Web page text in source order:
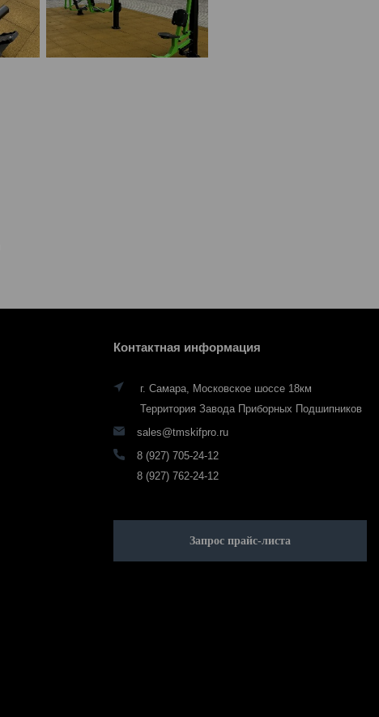
Контактная информация
г. Самара, Московское шоссе 18км
Территория Завода Приборных Подшипников
sales@tmskifpro.ru
8 (927) 705-24-12
8 (927) 762-24-12
Запрос прайс-листа